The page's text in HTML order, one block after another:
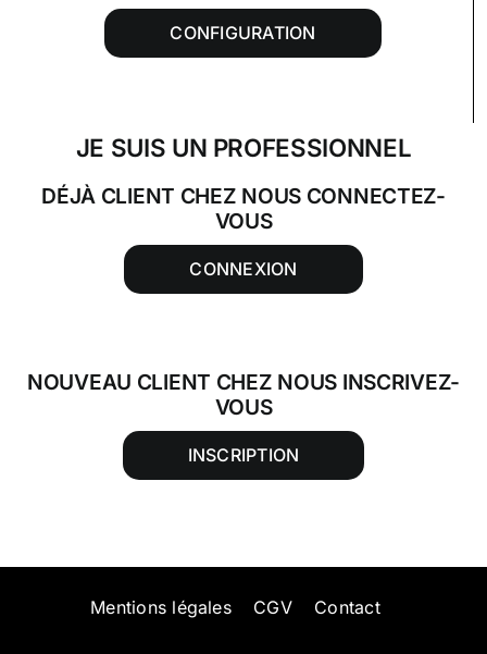
CONFIGURATION
JE SUIS UN PROFESSIONNEL
DÉJÀ CLIENT CHEZ NOUS CONNECTEZ-
VOUS
CONNEXION
NOUVEAU CLIENT CHEZ NOUS INSCRIVEZ-
VOUS
INSCRIPTION
Mentions légales CGV Contact